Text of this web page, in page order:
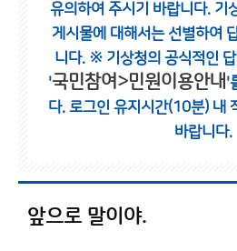
유의하여 주시기 바랍니다. 기
게시물에 대해서는 선별하여
니다. ※ 기상청의 공식적인
'국민참여>민원이용안내 '
다. 로그인 유지시간(10분) 내
바랍니다.
앞으로 말이야.